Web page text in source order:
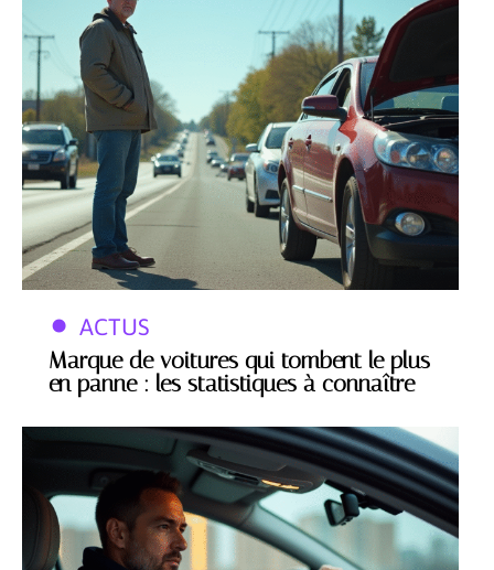
ACTUS
Marque de voitures qui tombent le plus
en panne : les statistiques à connaître